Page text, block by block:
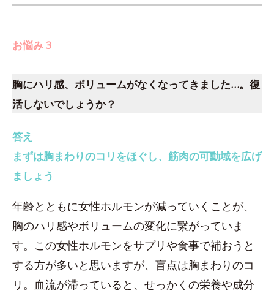
お悩み 3
胸にハリ感、ボリュームがなくなってきました…。復
活しないでしょうか？
答え
まずは胸まわりのコリをほぐし、筋肉の可動域を広げ
ましょう
年齢とともに女性ホルモンが減っていくことが、
胸のハリ感やボリュームの変化に繋がっていま
す。この女性ホルモンをサプリや食事で補おうと
する方が多いと思いますが、盲点は胸まわりのコ
リ。血流が滞っていると、せっかくの栄養や成分